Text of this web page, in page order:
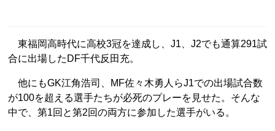
東福岡高時代に高校3冠を達成し、J1、J2でも通算291試
合に出場したDF千代反田充。
他にもGK江角浩司、MF佐々木勇人らJ1での出場試合数
が100を超える選手たちが必死のプレーを見せた。そんな
中で、第1回と第2回の両方に参加した選手がいる。